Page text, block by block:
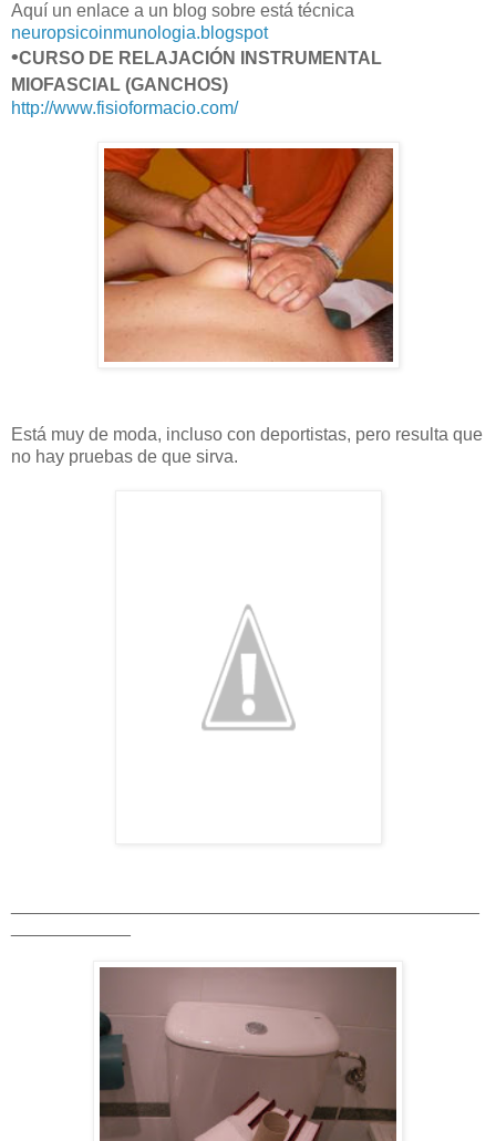
Aquí un enlace a un blog sobre está técnica
neuropsicoinmunologia.blogspot
•CURSO DE RELAJACIÓN INSTRUMENTAL
MIOFASCIAL (GANCHOS)
http://www.fisioformacio.com/
Está muy de moda, incluso con deportistas, pero resulta que
no hay pruebas de que sirva.